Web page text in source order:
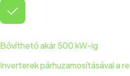
Bővíthető akár 500 kW-ig
Inverterek párhuzamosításával a